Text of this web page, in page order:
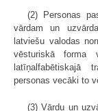
(2) Personas
vārdam un
latviešu valodas
vēsturiskā forma
latīņalfabētiskajā
personas vecāki to
(3) Vārdu un